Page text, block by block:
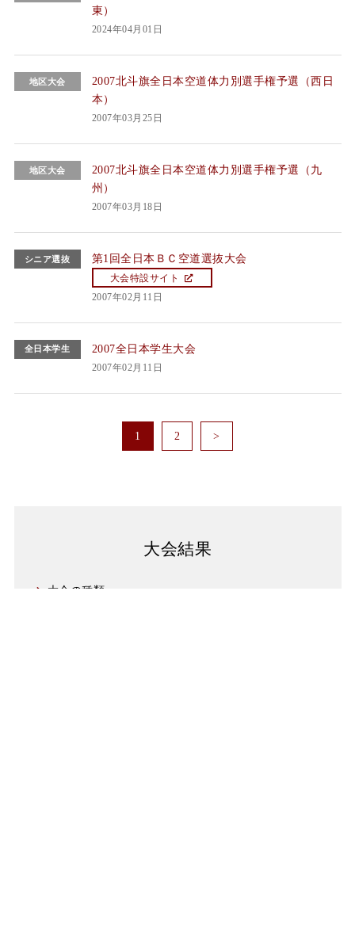
東）
2024年04月01日
地区大会
2007北斗旗全日本空道体力別選手権予選（西日
本）
2007年03月25日
地区大会
2007北斗旗全日本空道体力別選手権予選（九
州）
2007年03月18日
シニア選抜 第1回全日本ＢＣ空道選抜大会
大会特設サイト
2007年02月11日
全日本学生 2007全日本学生大会
2007年02月11日
1 2 >
大会結果
大会の種類